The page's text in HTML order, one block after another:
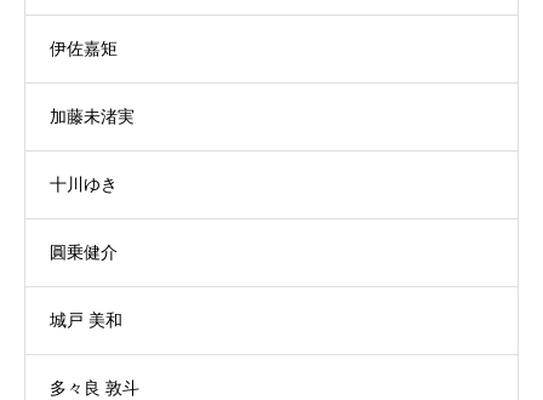
伊佐嘉矩
加藤未渚実
十川ゆき
圓乗健介
城戸 美和
多々良 敦斗